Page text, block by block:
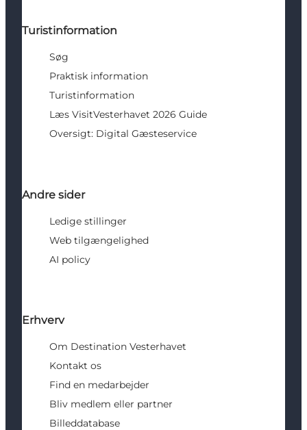
Turistinformation
Søg
Praktisk information
Turistinformation
Læs VisitVesterhavet 2026 Guide
Oversigt: Digital Gæsteservice
Andre sider
Ledige stillinger
Web tilgængelighed
AI policy
Erhverv
Om Destination Vesterhavet
Kontakt os
Find en medarbejder
Bliv medlem eller partner
Billeddatabase